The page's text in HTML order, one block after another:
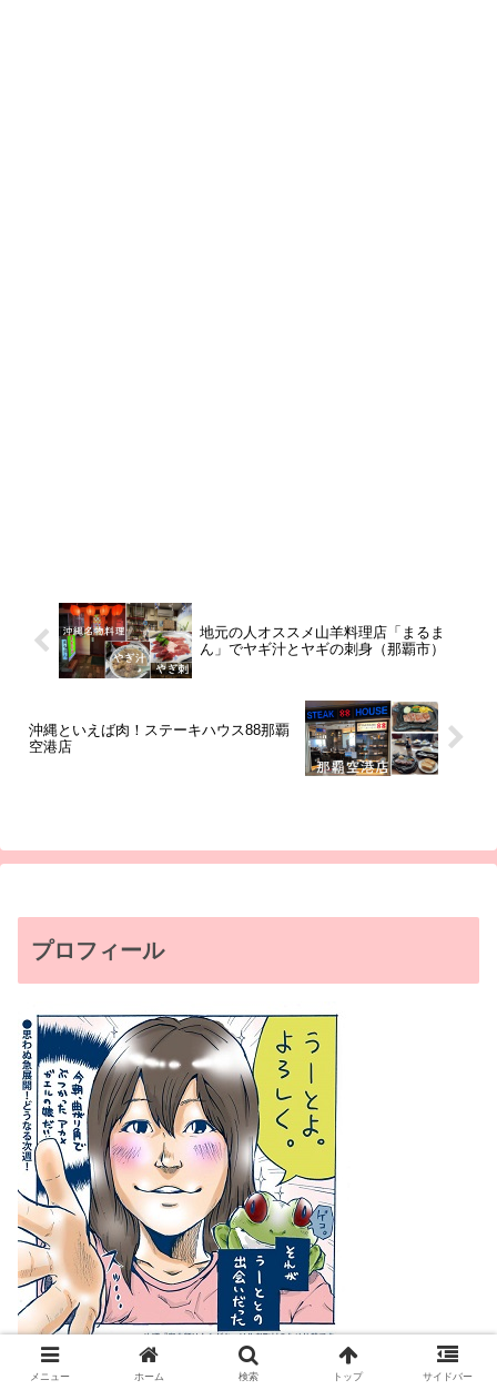
地元の人オススメ山羊料理店「まるま
ん」でヤギ汁とヤギの刺身（那覇市）
沖縄といえば肉！ステーキハウス88那覇
空港店
プロフィール
メニュー ホーム 検索 トップ サイドバー